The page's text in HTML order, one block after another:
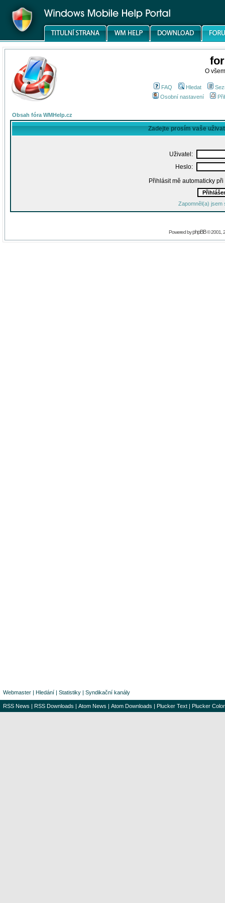
O
FAQ Hledat
Osobní nastavení
Obsah fóra WMHelp.cz
Zadejte prosím vaše
Uživatel:
Heslo:
Přihlásit mě automaticky
Zapomněl(a) jsem
Powered byphpBB© 2001,
Webmaster | Hledání | Statistiky | Syndikační kanály
RSS News | RSS Downloads | Atom News | Atom Downloads | Plucker Text | Plucker Color